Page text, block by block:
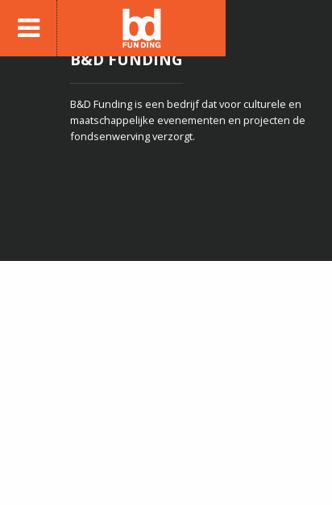
B&D FUNDING
B&D Funding is een bedrijf dat voor culturele en
maatschappelijke evenementen en projecten de
fondsenwerving verzorgt.